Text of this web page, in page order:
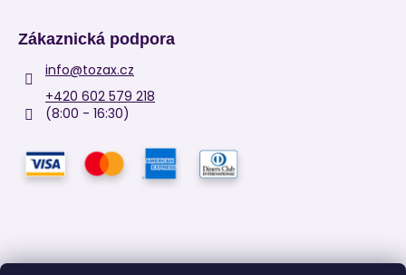
Zákaznická podpora
info@tozax.cz
+420 602 579 218
(8:00 - 16:30)